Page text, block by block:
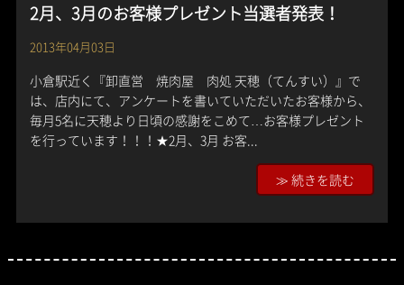
2月、3月のお客様プレゼント当選者発表！
2013年04月03日
小倉駅近く『卸直営 焼肉屋 肉処 天穂（てんすい）』で
は、店内にて、アンケートを書いていただいたお客様から、
毎月5名に天穂より日頃の感謝をこめて…お客様プレゼント
を行っています！！！★2月、3月 お客...
≫ 続きを読む